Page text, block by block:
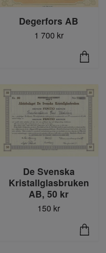
Degerfors AB
1 700 kr
De Svenska
Kristallglasbruken
AB, 50 kr
150 kr